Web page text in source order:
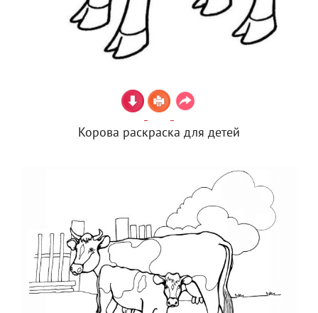
Корова раскраска для детей